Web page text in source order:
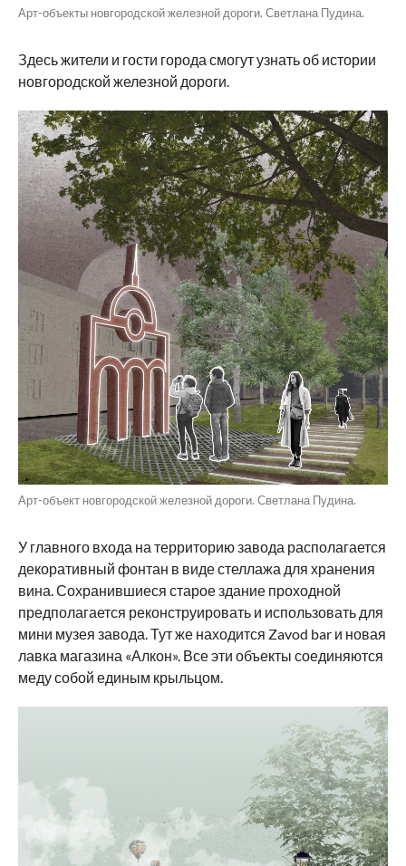
Арт-объекты новгородской железной дороги. Светлана Пудина.
Здесь жители и гости города смогут узнать об истории
новгородской железной дороги.
Арт-объект новгородской железной дороги. Светлана Пудина.
У главного входа на территорию завода располагается
декоративный фонтан в виде стеллажа для хранения
вина. Сохранившиеся старое здание проходной
предполагается реконструировать и использовать для
мини музея завода. Тут же находится Zavod bar и новая
лавка магазина «Алкон». Все эти объекты соединяются
меду собой единым крыльцом.